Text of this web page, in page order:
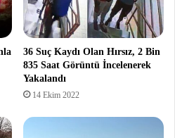
36 Suç Kaydı Olan Hırsız, 2 Bin
835 Saat Görüntü İncelenerek
Yakalandı
14 Ekim 2022